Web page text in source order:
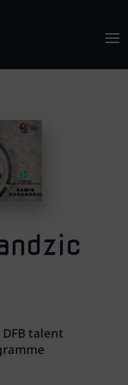
talent